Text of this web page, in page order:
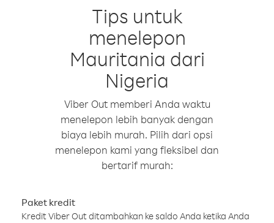
Tips untuk
menelepon
Mauritania dari
Nigeria
Viber Out memberi Anda waktu
menelepon lebih banyak dengan
biaya lebih murah. Pilih dari opsi
menelepon kami yang fleksibel dan
bertarif murah:
Paket kredit
Kredit Viber Out ditambahkan ke saldo Anda ketika Anda